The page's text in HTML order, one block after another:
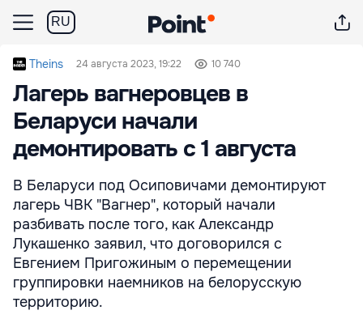
RU
Theins 24 августа 2023, 19:22 10 740
Лагерь вагнеровцев в
Беларуси начали
демонтировать с 1 августа
В Беларуси под Осиповичами демонтируют
лагерь ЧВК "Вагнер", который начали
разбивать после того, как Александр
Лукашенко заявил, что договорился с
Евгением Пригожиным о перемещении
группировки наемников на белорусскую
территорию.